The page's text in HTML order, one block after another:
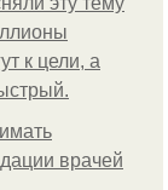
к цели, а
врачей